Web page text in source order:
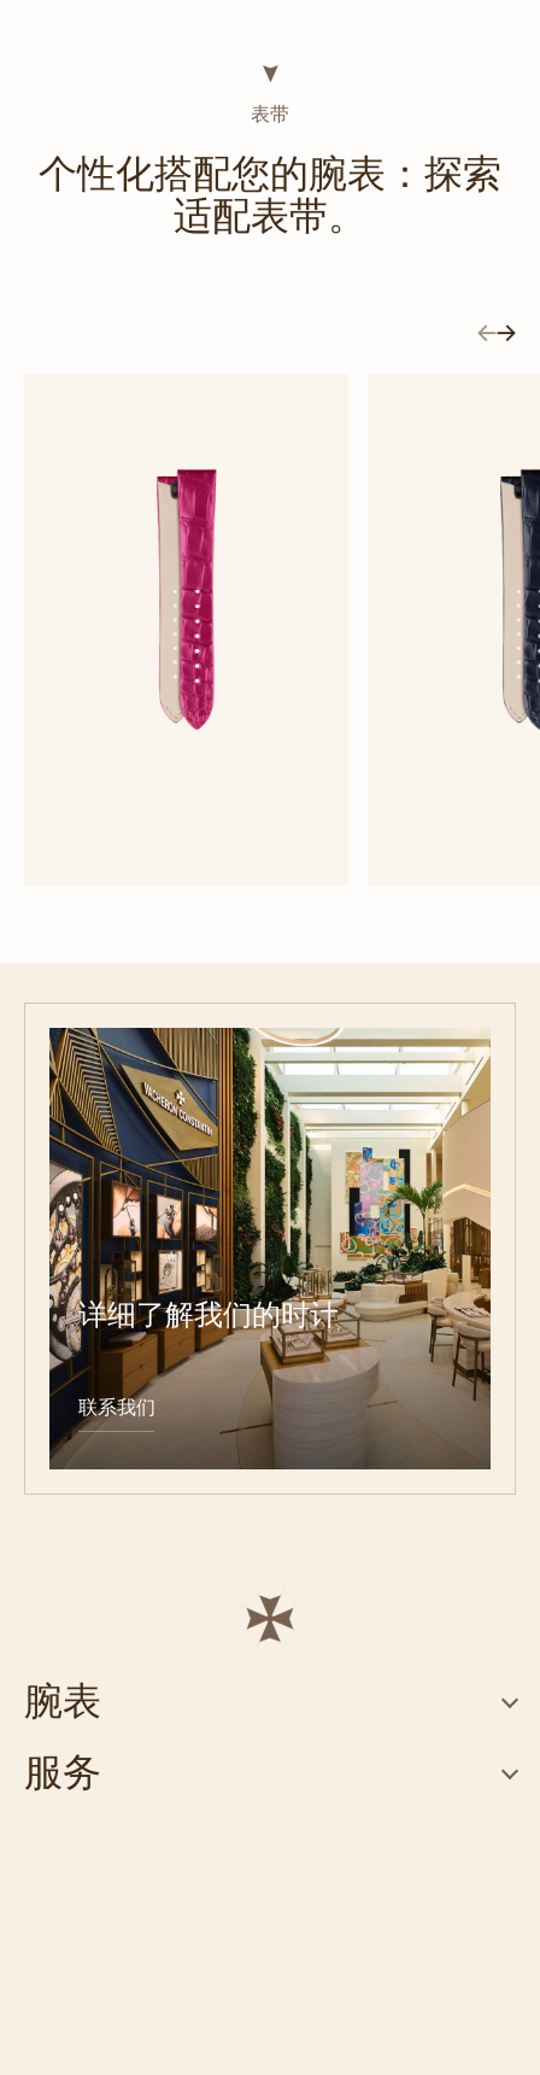
表带
个性化搭配您的腕表：探索
适配表带。
详细了解我们的时计
联系我们
腕表
服务